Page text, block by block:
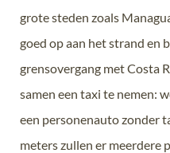
grote steden zoals
goed op aan het strand en
grensovergang met Costa
samen een taxi te nemen:
een personenauto zonder
meters zullen er meerdere